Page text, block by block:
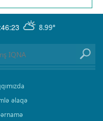
8.99°
əlaqə